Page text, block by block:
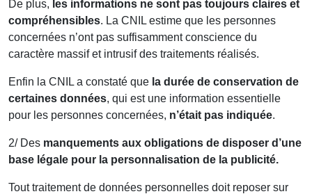
De plus, les informations ne sont pas toujours claires et
compréhensibles. La CNIL estime que les personnes
concernées n’ont pas suffisamment conscience du
caractère massif et intrusif des traitements réalisés.
Enfin la CNIL a constaté que la durée de conservation de
certaines données, qui est une information essentielle
pour les personnes concernées, n’était pas indiquée.
2/ Des manquements aux obligations de disposer d’une
base légale pour la personnalisation de la publicité.
Tout traitement de données personnelles doit reposer sur